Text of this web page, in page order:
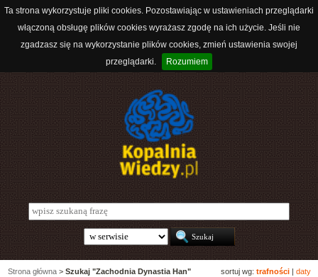
Ta strona wykorzystuje pliki cookies. Pozostawiając w ustawieniach przeglądarki
włączoną obsługę plików cookies wyrażasz zgodę na ich użycie. Jeśli nie
zgadzasz się na wykorzystanie plików cookies, zmień ustawienia swojej
przeglądarki.
Rozumiem
sortuj wg: trafności daty
Strona główna > Szukaj "Zachodnia Dynastia Han"